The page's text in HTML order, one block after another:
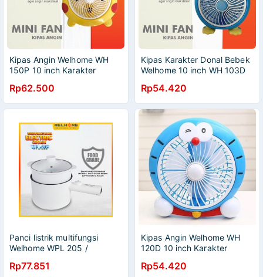
Kipas Angin Welhome WH
150P 10 inch Karakter
Rp62.500
Kipas Karakter Donal Bebek
Welhome 10 inch WH 103D
Rp54.420
Panci listrik multifungsi
Welhome WPL 205 /
205
Rp77.851
Kipas Angin Welhome WH
120D 10 inch Karakter
Rp54.420